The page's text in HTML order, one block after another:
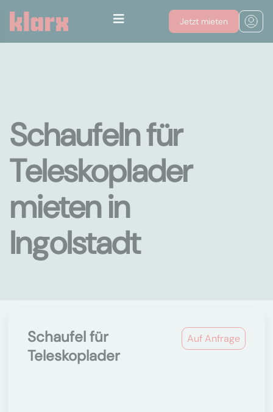
Jetzt mieten
Schaufeln für
Teleskoplader
mieten in
Ingolstadt
Auf Anfrage
Schaufel für
Teleskoplader